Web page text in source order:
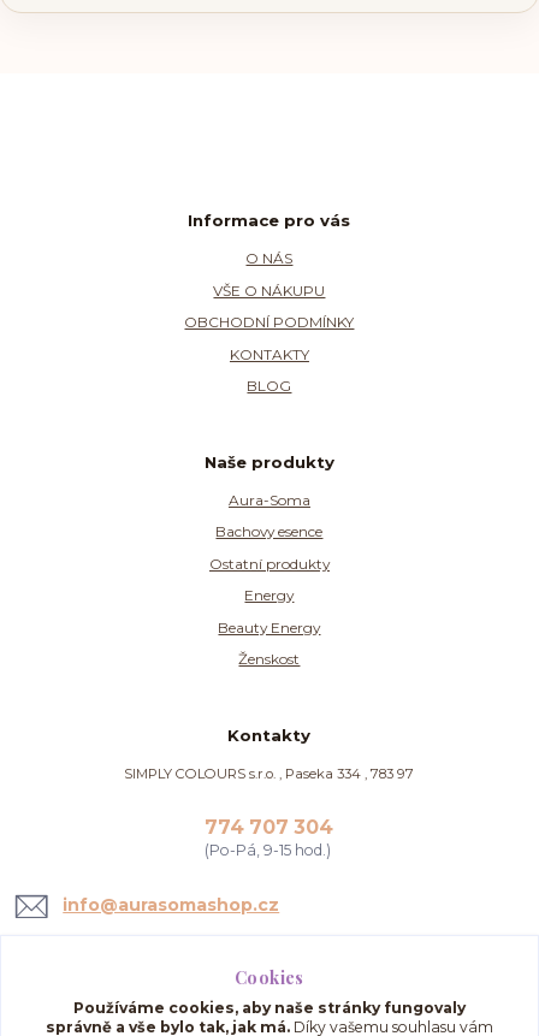
Informace pro vás
O NÁS
VŠE O NÁKUPU
OBCHODNÍ PODMÍNKY
KONTAKTY
BLOG
Naše produkty
Aura-Soma
Bachovy esence
Ostatní produkty
Energy
Beauty Energy
Ženskost
Kontakty
SIMPLY COLOURS s.r.o. , Paseka 334 , 783 97
774 707 304
(Po-Pá, 9-15 hod.)
info@aurasomashop.cz
Cookies
Používáme cookies, aby naše stránky fungovaly
správně a vše bylo tak, jak má. Díky vašemu souhlasu vám